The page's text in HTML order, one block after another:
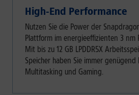
High-End Performance
Nutzen Sie die Power der
Plattform im energieeffizienten 3 nm
Mit bis zu 12 GB LPDDR5X
Speicher haben Sie immer genügend
Multitasking und Gaming.